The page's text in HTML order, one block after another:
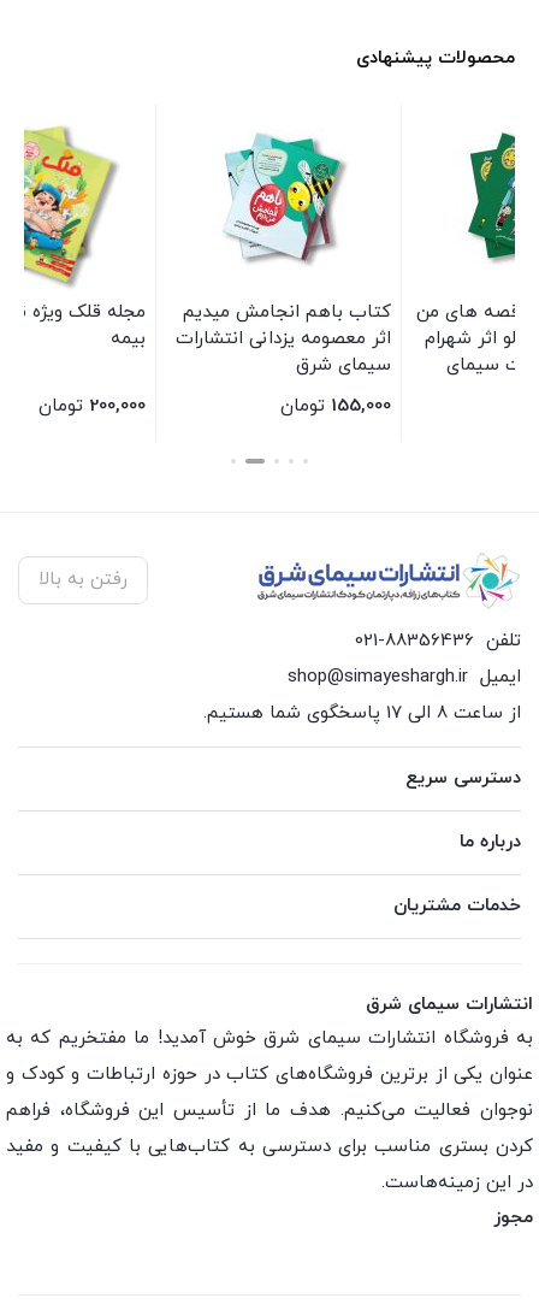
محصولات پیشنهادی
کتاب باهم انجامش میدیم
اثر معصومه یزدانی انتشارات
سیمای شرق
تومان
مجله قلک ویژه نامه زنگ
بیمه
تومان
بستن
رفتن به بالا
تلفن 021-88356436
ایمیل shop@simayeshargh.ir
از ساعت 8 الی 17 پاسخگوی شما هستیم.
دسترسی سریع
درباره ما
خدمات مشتریان
انتشارات سیمای شرق
به فروشگاه انتشارات سیمای شرق خوش آمدید! ما مفتخریم که به
عنوان یکی از برترین فروشگاه‌های کتاب در حوزه ارتباطات و کودک و
نوجوان فعالیت می‌کنیم. هدف ما از تأسیس این فروشگاه، فراهم
کردن بستری مناسب برای دسترسی به کتاب‌هایی با کیفیت و مفید
در این زمینه‌هاست.
مجوز